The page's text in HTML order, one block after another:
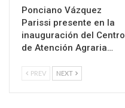
Ponciano Vázquez
Parissi presente en la
inauguración del Centro
de Atención Agraria…
PREV NEXT